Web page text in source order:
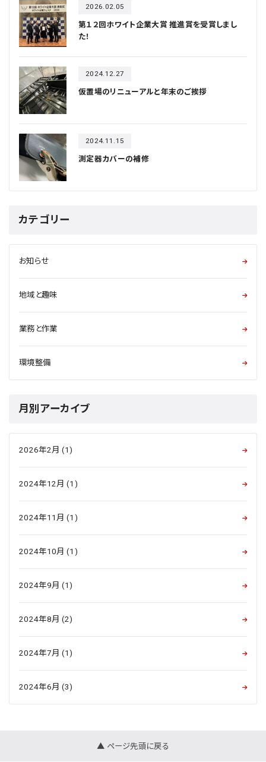
2026.02.05
第１２回ホワイト企業大賞 推進賞を受賞しまし
た！
2024.12.27
仮置場のリニューアルと年末のご挨拶
2024.11.15
測定器カバーの補修
カテゴリー
お知らせ
地域と趣味
業務と作業
環境整備
月別アーカイブ
2026年2月 (1)
2024年12月 (1)
2024年11月 (1)
2024年10月 (1)
2024年9月 (1)
2024年8月 (2)
2024年7月 (1)
2024年6月 (3)
▲ ページ先頭に戻る